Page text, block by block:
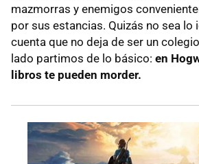
mazmorras y enemigos
por sus estancias. Quizás no sea lo
cuenta que no deja de ser un
lado partimos de lo básico: en
libros te pueden morder.